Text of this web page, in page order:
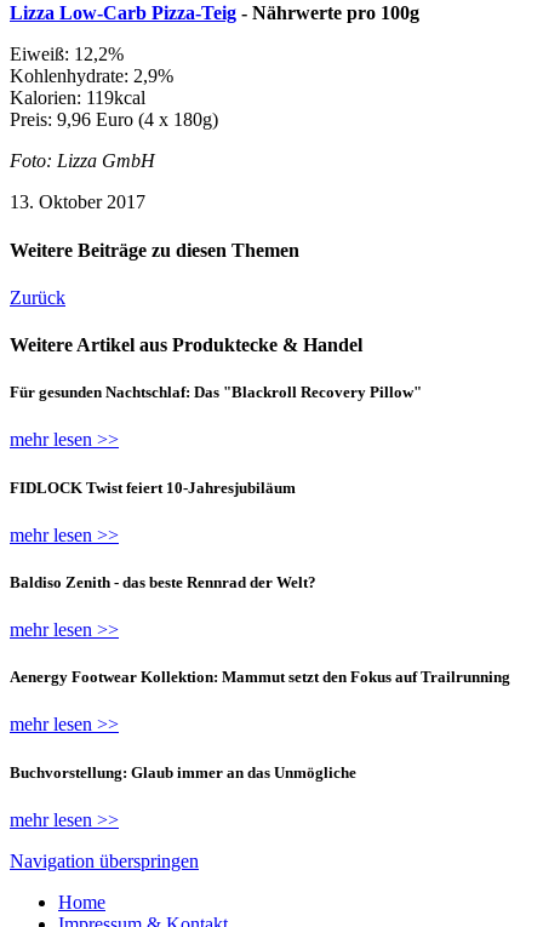
Lizza Low-Carb Pizza-Teig - Nährwerte pro 100g
Eiweiß: 12,2%
Kohlenhydrate: 2,9%
Kalorien: 119kcal
Preis: 9,96 Euro (4 x 180g)
Foto: Lizza GmbH
13. Oktober 2017
Weitere Beiträge zu diesen Themen
Zurück
Weitere Artikel aus Produktecke & Handel
Für gesunden Nachtschlaf: Das "Blackroll Recovery Pillow"
mehr lesen >>
FIDLOCK Twist feiert 10-Jahresjubiläum
mehr lesen >>
Baldiso Zenith - das beste Rennrad der Welt?
mehr lesen >>
Aenergy Footwear Kollektion: Mammut setzt den Fokus auf Trailrunning
mehr lesen >>
Buchvorstellung: Glaub immer an das Unmögliche
mehr lesen >>
Navigation überspringen
Home